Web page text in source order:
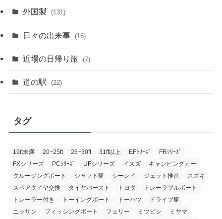
外国製 (131)
日々の出来事 (16)
近場の日帰り旅 (7)
道の駅 (22)
タグ
19ft未満 20~25ft 26~30ft 31ft以上 EFｼﾘｰｽﾞ
FRｼﾘｰｽﾞ
FXシリーズ
PCｼﾘｰｽﾞ UFシリーズ イスズ
キャンピングカー
クルージングボート
シャフト艇 シーレイ ジェット推進
スズキ
スペアタイヤ交換
タイヤバースト トヨタ
トレーラブルボート
トレーラー付き
トーイングボート トーハツ
ドライブ艇
ニッサン
フィッシングボート フェリー ミツビシ
ミヤマ